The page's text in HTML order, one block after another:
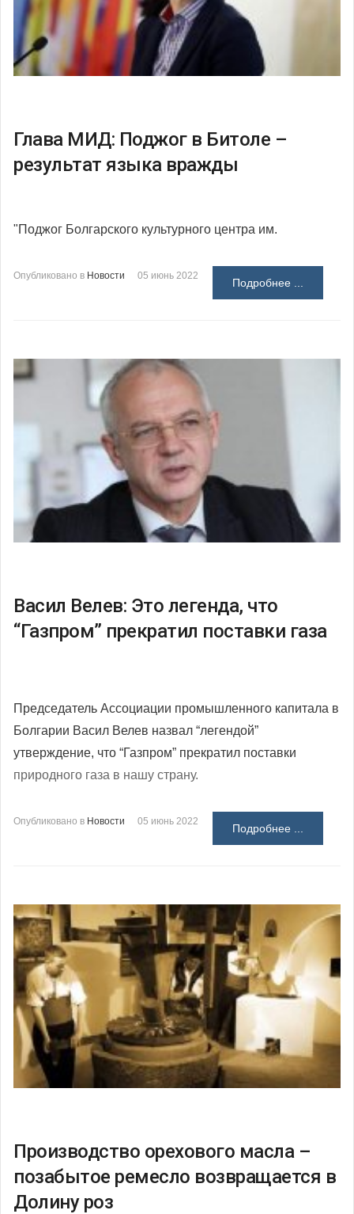
Глава МИД: Поджог в Битоле –
результат языка вражды
"Поджог Болгарского культурного центра им.
Опубликовано в Новости 05 июнь 2022
Подробнее ...
Васил Велев: Это легенда, что
“Газпром” прекратил поставки газа
Председатель Ассоциации промышленного капитала в
Болгарии Васил Велев назвал “легендой”
утверждение, что “Газпром” прекратил поставки
природного газа в нашу страну.
Опубликовано в Новости 05 июнь 2022
Подробнее ...
Производство орехового масла –
позабытое ремесло возвращается в
Долину роз